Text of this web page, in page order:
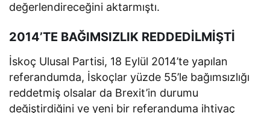
değerlendireceğini aktarmıştı.
2014’TE BAĞIMSIZLIK REDDEDİLMİŞTİ
İskoç Ulusal Partisi, 18 Eylül 2014’te yapılan
referandumda, İskoçlar yüzde 55’le bağımsızlığı
reddetmiş olsalar da Brexit’in durumu
değiştirdiğini ve yeni bir referanduma ihtiyaç